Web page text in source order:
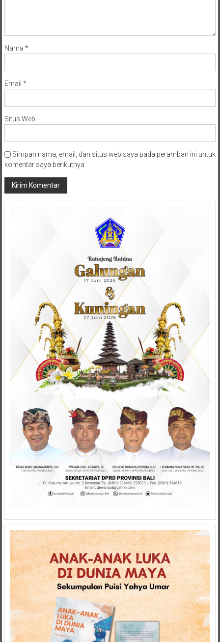
Nama *
Email *
Situs Web
Simpan nama, email, dan situs web saya pada peramban ini untuk
komentar saya berikutnya.